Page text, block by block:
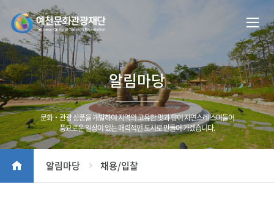
알림마당
문화‧관광 상품을 개발하여 지역의 고유한 멋과 향이 자연스레 스며들어
풍요로운 일상이 있는 매력적인 도시로 만들어 가겠습니다.
알림마당 채용/입찰